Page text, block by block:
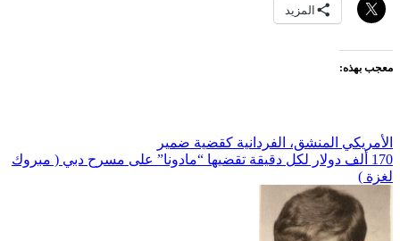
المزيد
معجب بهذه:
تصفّح
المقالات
الأمريكي المنشق، الفردانية كقضية ضمير
170 ألف دولار لكل دقيقة تقضيها “مادونا” على مسرح دبي ( مبروك
لغزة )